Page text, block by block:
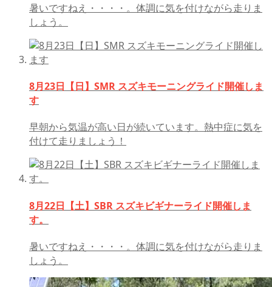
暑いですねえ・・・・。体調に気を付けながら走りま
しょう。
8月23日【日】SMR スズキモーニングライド開催しま
す
早朝から気温が高い日が続いています。熱中症に気を
付けて走りましょう！
8月22日【土】SBR スズキビギナーライド開催しま
す。
暑いですねえ・・・・。体調に気を付けながら走りま
しょう。